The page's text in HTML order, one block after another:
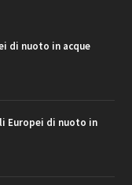
di nuoto in acque
Europei di nuoto in